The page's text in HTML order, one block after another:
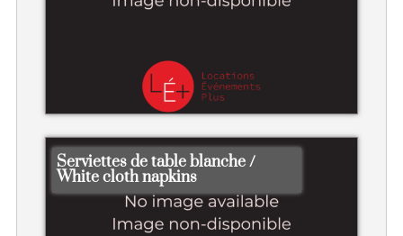
Serviettes de table blanche /
White cloth napkins